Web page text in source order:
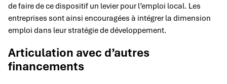
de faire de ce dispositif un levier pour l’emploi local. Les
entreprises sont ainsi encouragées à intégrer la dimension
emploi dans leur stratégie de développement.
Articulation avec d’autres
financements